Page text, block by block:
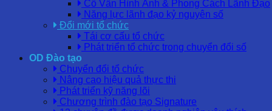
Cố Vấn Hình Ảnh & Phong Cách Lãnh Đạo
Năng lực lãnh đạo kỷ nguyên số
Đổi mới tổ chức
Tái cơ cấu tổ chức
Phát triển tổ chức trong chuyển đổi số
OD Đào tạo
Chuyển đổi tổ chức
Nâng cao hiệu quả thực thi
Phát triển kỹ năng lõi
Chương trình đào tạo Signature